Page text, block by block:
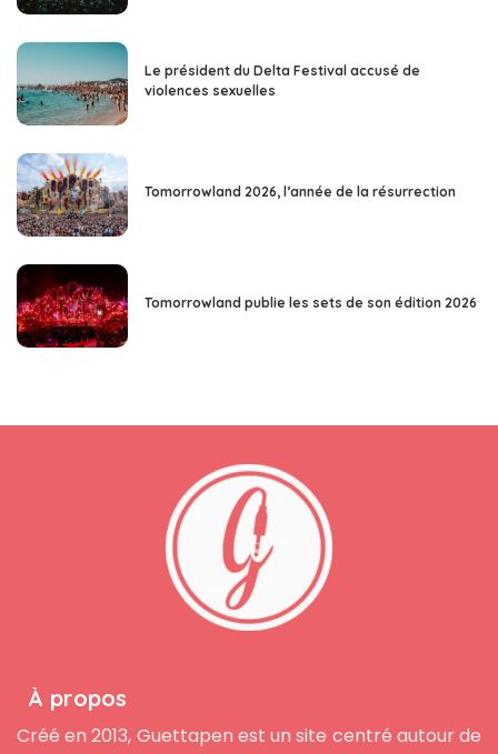
Le président du Delta Festival accusé de
violences sexuelles
Tomorrowland 2026, l’année de la résurrection
Tomorrowland publie les sets de son édition 2026
À propos
Créé en 2013, Guettapen est un site centré autour de